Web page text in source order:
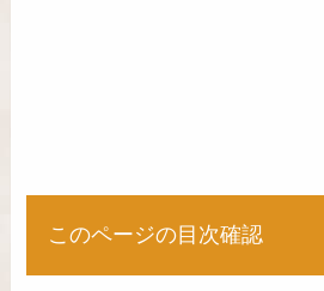
このページの目次確認